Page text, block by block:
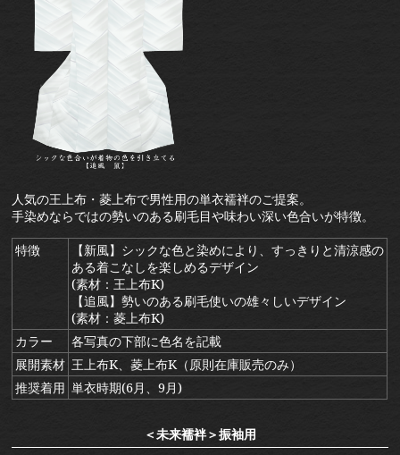
人気の王上布・菱上布で男性用の単衣襦袢のご提案。
手染めならではの勢いのある刷毛目や味わい深い色合いが特徴。
特徴
【新風】シックな色と染めにより、すっきりと清涼感の
ある着こなしを楽しめるデザイン
(素材：王上布K)
【追風】勢いのある刷毛使いの雄々しいデザイン
(素材：菱上布K)
カラー
各写真の下部に色名を記載
展開素材 王上布K、菱上布K（原則在庫販売のみ）
推奨着用 単衣時期(6月、9月)
＜未来襦袢＞振袖用